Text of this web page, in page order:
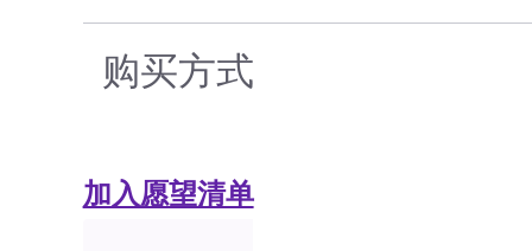
购买方式
加入愿望清单